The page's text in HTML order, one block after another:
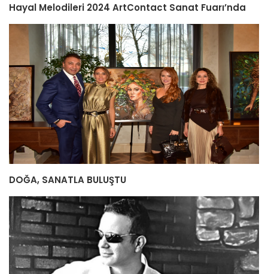
Hayal Melodileri 2024 ArtContact Sanat Fuarı’nda
DOĞA, SANATLA BULUŞTU